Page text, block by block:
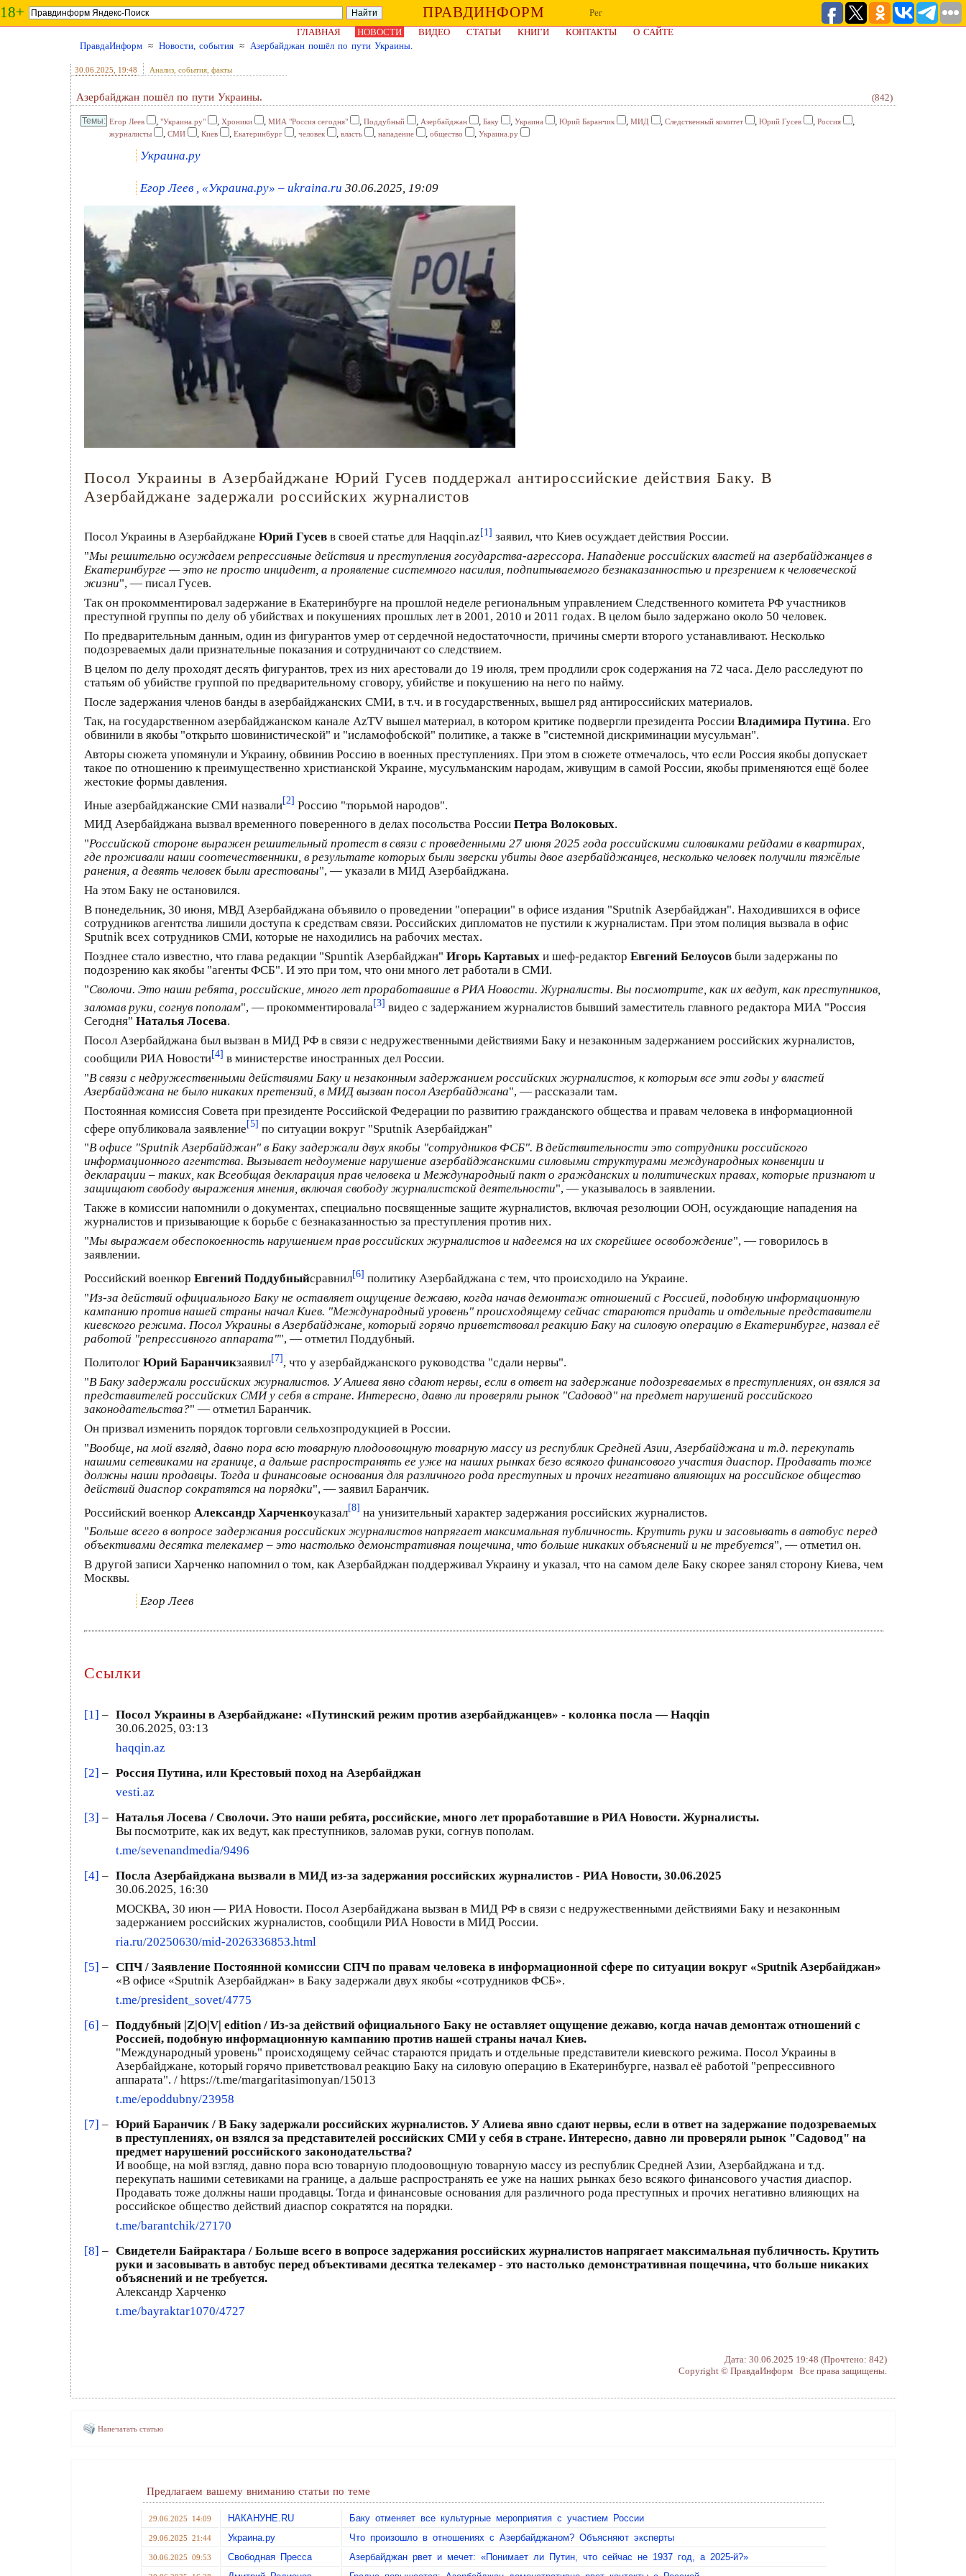
18+ ПРАВДИНФОРМ
Рег
ГЛАВНАЯ
НОВОСТИ ВИДЕО СТАТЬИ КНИГИ КОНТАКТЫ
О САЙТЕ
ПравдаИнформ ≈ Новости, события ≈ Азербайджан пошёл по пути Украины.
30.06.2025 , 19:48 Анализ, события, факты
Азербайджан пошёл по пути Украины. (842)
Егор Леев , "Украина.ру" , Хроники , МИА "Россия сегодня" , Поддубный , Азербайджан , Баку , Украина , Юрий Баранчик , МИД , Следственный комитет , Юрий Гусев , Россия ,
журналисты , СМИ , Киев , Екатеринбург , человек , власть , нападение , общество , Украина.ру
Украина.ру
Егор Леев , «Украина.ру» – ukraina.ru 30.06.2025, 19:09
Посол Украины в Азербайджане Юрий Гусев поддержал антироссийские действия Баку. В
Азербайджане задержали российских журналистов
Посол Украины в Азербайджане Юрий Гусев в своей статье для Haqqin.az[1] заявил, что Киев осуждает действия России.
"Мы решительно осуждаем репрессивные действия и преступления государства-агрессора. Нападение российских властей на азербайджанцев в
Екатеринбурге — это не просто инцидент, а проявление системного насилия, подпитываемого безнаказанностью и презрением к человеческой
жизни", — писал Гусев.
Так он прокомментировал задержание в Екатеринбурге на прошлой неделе региональным управлением Следственного комитета РФ участников
преступной группы по делу об убийствах и покушениях прошлых лет в 2001, 2010 и 2011 годах. В целом было задержано около 50 человек.
По предварительным данным, один из фигурантов умер от сердечной недостаточности, причины смерти второго устанавливают. Несколько
подозреваемых дали признательные показания и сотрудничают со следствием.
В целом по делу проходят десять фигурантов, трех из них арестовали до 19 июля, трем продлили срок содержания на 72 часа. Дело расследуют по
статьям об убийстве группой по предварительному сговору, убийстве и покушению на него по найму.
После задержания членов банды в азербайджанских СМИ, в т.ч. и в государственных, вышел ряд антироссийских материалов.
Так, на государственном азербайджанском канале AzTV вышел материал, в котором критике подвергли президента России Владимира Путина. Его
обвинили в якобы "открыто шовинистической" и "исламофобской" политике, а также в "системной дискриминации мусульман".
Авторы сюжета упомянули и Украину, обвинив Россию в военных преступлениях. При этом в сюжете отмечалось, что если Россия якобы допускает
такое по отношению к преимущественно христианской Украине, мусульманским народам, живущим в самой России, якобы применяются ещё более
жестокие формы давления.
Иные азербайджанские СМИ назвали[2] Россию "тюрьмой народов".
МИД Азербайджана вызвал временного поверенного в делах посольства России Петра Волоковых.
"Российской стороне выражен решительный протест в связи с проведенными 27 июня 2025 года российскими силовиками рейдами в квартирах,
где проживали наши соотечественники, в результате которых были зверски убиты двое азербайджанцев, несколько человек получили тяжёлые
ранения, а девять человек были арестованы", — указали в МИД Азербайджана.
На этом Баку не остановился.
В понедельник, 30 июня, МВД Азербайджана объявило о проведении "операции" в офисе издания "Sputnik Азербайджан". Находившихся в офисе
сотрудников агентства лишили доступа к средствам связи. Российских дипломатов не пустили к журналистам. При этом полиция вызвала в офис
Sputnik всех сотрудников СМИ, которые не находились на рабочих местах.
Позднее стало известно, что глава редакции "Spuntik Азербайджан" Игорь Картавых и шеф-редактор Евгений Белоусов были задержаны по
подозрению как якобы "агенты ФСБ". И это при том, что они много лет работали в СМИ.
"Сволочи. Это наши ребята, российские, много лет проработавшие в РИА Новости. Журналисты. Вы посмотрите, как их ведут, как преступников,
заломав руки, согнув пополам", — прокомментировала[3] видео с задержанием журналистов бывший заместитель главного редактора МИА "Россия
Сегодня" Наталья Лосева.
Посол Азербайджана был вызван в МИД РФ в связи с недружественными действиями Баку и незаконным задержанием российских журналистов,
сообщили РИА Новости[4] в министерстве иностранных дел России.
"В связи с недружественными действиями Баку и незаконным задержанием российских журналистов, к которым все эти годы у властей
Азербайджана не было никаких претензий, в МИД вызван посол Азербайджана", — рассказали там.
Постоянная комиссия Совета при президенте Российской Федерации по развитию гражданского общества и правам человека в информационной
сфере опубликовала заявление[5] по ситуации вокруг "Sputnik Азербайджан"
"В офисе "Sputnik Азербайджан" в Баку задержали двух якобы "сотрудников ФСБ". В действительности это сотрудники российского
информационного агентства. Вызывает недоумение нарушение азербайджанскими силовыми структурами международных конвенции и
декларации – таких, как Всеобщая декларация прав человека и Международный пакт о гражданских и политических правах, которые признают и
защищают свободу выражения мнения, включая свободу журналистской деятельности", — указывалось в заявлении.
Также в комиссии напомнили о документах, специально посвященные защите журналистов, включая резолюции ООН, осуждающие нападения на
журналистов и призывающие к борьбе с безнаказанностью за преступления против них.
"Мы выражаем обеспокоенность нарушением прав российских журналистов и надеемся на их скорейшее освобождение", — говорилось в
заявлении.
Российский военкор Евгений Поддубныйсравнил[6] политику Азербайджана с тем, что происходило на Украине.
"Из-за действий официального Баку не оставляет ощущение дежавю, когда начав демонтаж отношений с Россией, подобную информационную
кампанию против нашей страны начал Киев. "Международный уровень" происходящему сейчас стараются придать и отдельные представители
киевского режима. Посол Украины в Азербайджане, который горячо приветствовал реакцию Баку на силовую операцию в Екатеринбурге, назвал её
работой "репрессивного аппарата"", — отметил Поддубный.
Политолог Юрий Баранчикзаявил[7], что у азербайджанского руководства "сдали нервы".
"В Баку задержали российских журналистов. У Алиева явно сдают нервы, если в ответ на задержание подозреваемых в преступлениях, он взялся за
представителей российских СМИ у себя в стране. Интересно, давно ли проверяли рынок "Садовод" на предмет нарушений российского
законодательства?" — отметил Баранчик.
Он призвал изменить порядок торговли сельхозпродукцией в России.
"Вообще, на мой взгляд, давно пора всю товарную плодоовощную товарную массу из республик Средней Азии, Азербайджана и т.д. перекупать
нашими сетевиками на границе, а дальше распространять ее уже на наших рынках безо всякого финансового участия диаспор. Продавать тоже
должны наши продавцы. Тогда и финансовые основания для различного рода преступных и прочих негативно влияющих на российское общество
действий диаспор сократятся на порядки", — заявил Баранчик.
Российский военкор Александр Харченкоуказал[8] на унизительный характер задержания российских журналистов.
"Больше всего в вопросе задержания российских журналистов напрягает максимальная публичность. Крутить руки и засовывать в автобус перед
объективами десятка телекамер – это настолько демонстративная пощечина, что больше никаких объяснений и не требуется", — отметил он.
В другой записи Харченко напомнил о том, как Азербайджан поддерживал Украину и указал, что на самом деле Баку скорее занял сторону Киева, чем
Москвы.
Егор Леев
Ссылки
[1] – Посол Украины в Азербайджане: «Путинский режим против азербайджанцев» - колонка посла — Haqqin
30.06.2025, 03:13
haqqin.az
[2] – Россия Путина, или Крестовый поход на Азербайджан
vesti.az
[3] – Наталья Лосева / Сволочи. Это наши ребята, российские, много лет проработавшие в РИА Новости. Журналисты.
Вы посмотрите, как их ведут, как преступников, заломав руки, согнув пополам.
t.me/sevenandmedia/9496
[4] – Посла Азербайджана вызвали в МИД из-за задержания российских журналистов - РИА Новости, 30.06.2025
30.06.2025, 16:30
МОСКВА, 30 июн — РИА Новости. Посол Азербайджана вызван в МИД РФ в связи с недружественными действиями Баку и незаконным
задержанием российских журналистов, сообщили РИА Новости в МИД России.
ria.ru/20250630/mid-2026336853.html
[5] – СПЧ / Заявление Постоянной комиссии СПЧ по правам человека в информационной сфере по ситуации вокруг «Sputnik Азербайджан»
«В офисе «Sputnik Азербайджан» в Баку задержали двух якобы «сотрудников ФСБ».
t.me/president_sovet/4775
[6] – Поддубный |Z|О|V| edition / Из-за действий официального Баку не оставляет ощущение дежавю, когда начав демонтаж отношений с
Россией, подобную информационную кампанию против нашей страны начал Киев.
"Международный уровень" происходящему сейчас стараются придать и отдельные представители киевского режима. Посол Украины в
Азербайджане, который горячо приветствовал реакцию Баку на силовую операцию в Екатеринбурге, назвал её работой "репрессивного
аппарата". / https://t.me/margaritasimonyan/15013
t.me/epoddubny/23958
[7] – Юрий Баранчик / В Баку задержали российских журналистов. У Алиева явно сдают нервы, если в ответ на задержание подозреваемых
в преступлениях, он взялся за представителей российских СМИ у себя в стране. Интересно, давно ли проверяли рынок "Садовод" на
предмет нарушений российского законодательства?
И вообще, на мой взгляд, давно пора всю товарную плодоовощную товарную массу из республик Средней Азии, Азербайджана и т.д.
перекупать нашими сетевиками на границе, а дальше распространять ее уже на наших рынках безо всякого финансового участия диаспор.
Продавать тоже должны наши продавцы. Тогда и финансовые основания для различного рода преступных и прочих негативно влияющих на
российское общество действий диаспор сократятся на порядки.
t.me/barantchik/27170
[8] – Свидетели Байрактара / Больше всего в вопросе задержания российских журналистов напрягает максимальная публичность. Крутить
руки и засовывать в автобус перед объективами десятка телекамер - это настолько демонстративная пощечина, что больше никаких
объяснений и не требуется.
Александр Харченко
t.me/bayraktar1070/4727
Дата: 30.06.2025 19:48 (Прочтено: 842)
Copyright © ПравдаИнформ Все права защищены.
Напечатать статью
Предлагаем вашему вниманию статьи по теме
29.06.2025 14:09 НАКАНУНЕ.RU Баку отменяет все культурные мероприятия с участием России
29.06.2025 21:44 Украина.ру Что произошло в отношениях с Азербайджаном? Объясняют эксперты
30.06.2025 09:53 Свободная Пресса Азербайджан рвет и мечет: «Понимает ли Путин, что сейчас не 1937 год, а 2025-й?»